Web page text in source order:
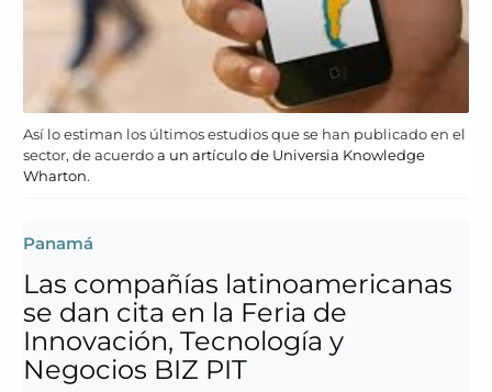
Así lo estiman los últimos estudios que se han publicado en el
sector, de acuerdoa un artículo de Universia Knowledge
Wharton.
Panamá
Las compañías latinoamericanas
se dan cita en la Feria de
Innovación, Tecnología y
Negocios BIZ PIT